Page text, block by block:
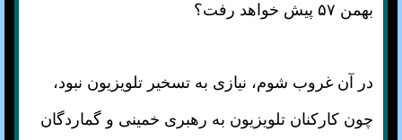
بهمن ۵۷ پیش خواهد رفت؟
در آن غروب شوم، نیازی به تسخیر تلویزیون نبود،
چون کارکنان تلویزیون به رهبری خمینی و گماردگان